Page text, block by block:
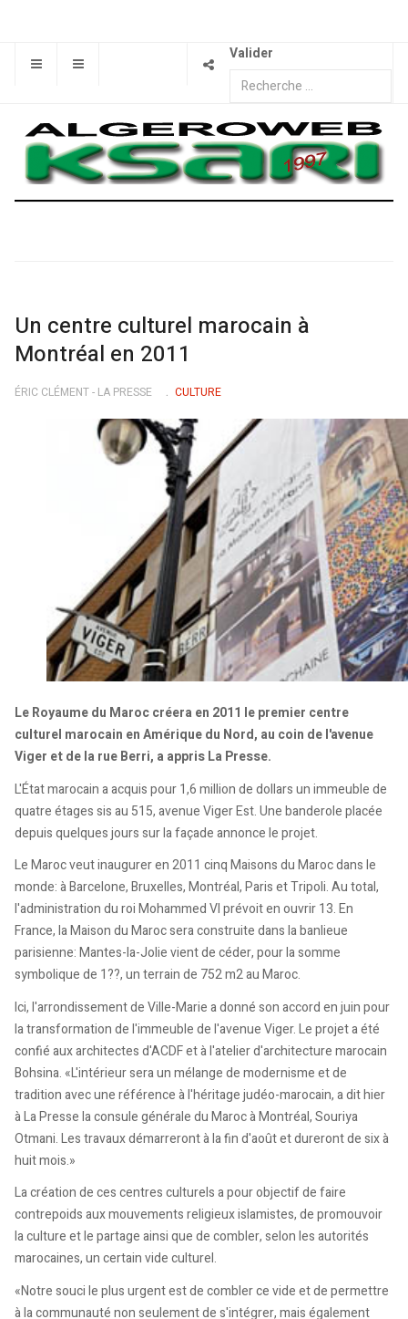
Valider
Un centre culturel marocain à
Montréal en 2011
ÉRIC CLÉMENT - LA PRESSE CULTURE
Le Royaume du Maroc créera en 2011 le premier centre
culturel marocain en Amérique du Nord, au coin de l'avenue
Viger et de la rue Berri, a appris La Presse.
L'État marocain a acquis pour 1,6 million de dollars un immeuble de
quatre étages sis au 515, avenue Viger Est. Une banderole placée
depuis quelques jours sur la façade annonce le projet.
Le Maroc veut inaugurer en 2011 cinq Maisons du Maroc dans le
monde: à Barcelone, Bruxelles, Montréal, Paris et Tripoli. Au total,
l'administration du roi Mohammed VI prévoit en ouvrir 13. En
France, la Maison du Maroc sera construite dans la banlieue
parisienne: Mantes-la-Jolie vient de céder, pour la somme
symbolique de 1??, un terrain de 752 m2 au Maroc.
Ici, l'arrondissement de Ville-Marie a donné son accord en juin pour
la transformation de l'immeuble de l'avenue Viger. Le projet a été
confié aux architectes d'ACDF et à l'atelier d'architecture marocain
Bohsina. «L'intérieur sera un mélange de modernisme et de
tradition avec une référence à l'héritage judéo-marocain, a dit hier
à La Presse la consule générale du Maroc à Montréal, Souriya
Otmani. Les travaux démarreront à la fin d'août et dureront de six à
huit mois.»
La création de ces centres culturels a pour objectif de faire
contrepoids aux mouvements religieux islamistes, de promouvoir
la culture et le partage ainsi que de combler, selon les autorités
marocaines, un certain vide culturel.
«Notre souci le plus urgent est de combler ce vide et de permettre
à la communauté non seulement de s'intégrer, mais également